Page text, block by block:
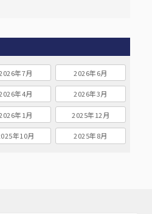
年7月 2026年6月
年4月 2026年3月
年1月 2025年12月
年10月 2025年8月